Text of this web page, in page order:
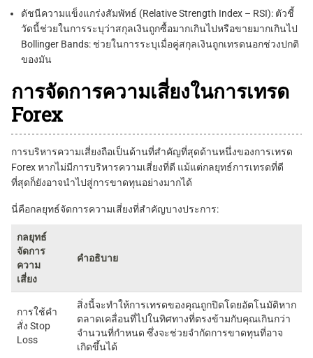
ดัชนีความแข็งแกร่งสัมพัทธ์ (Relative Strength Index – RSI): ตัวชี้
วัดนี้ช่วยในการระบุว่าสกุลเงินถูกซื้อมากเกินไปหรือขายมากเกินไป
Bollinger Bands: ช่วยในการระบุเมื่อคู่สกุลเงินถูกเทรดนอกช่วงปกติ
ของมัน
การจัดการความเสี่ยงในการเทรด
Forex
การบริหารความเสี่ยงถือเป็นด้านที่สำคัญที่สุดด้านหนึ่งของการเทรด
Forex หากไม่มีการบริหารความเสี่ยงที่ดี แม้แต่กลยุทธ์การเทรดที่ดี
ที่สุดก็ยังอาจนำไปสู่การขาดทุนอย่างมากได้
นี่คือกลยุทธ์จัดการความเสี่ยงที่สำคัญบางประการ:
กลยุทธ์
จัดการ
ความ
เสี่ยง
คำอธิบาย
การใช้คำ
สั่ง Stop
Loss
สิ่งนี้จะทำให้การเทรดของคุณถูกปิดโดยอัตโนมัติหาก
ตลาดเคลื่อนที่ไปในทิศทางที่ตรงข้ามกับคุณเกินกว่า
จำนวนที่กำหนด ซึ่งจะช่วยจำกัดการขาดทุนที่อาจ
เกิดขึ้นได้